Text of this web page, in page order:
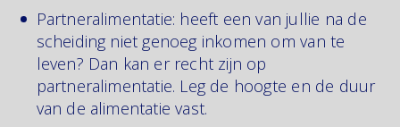
Partneralimentatie: heeft een van jullie na de
scheiding niet genoeg inkomen om van te
leven? Dan kan er recht zijn op
partneralimentatie. Leg de hoogte en de duur
van de alimentatie vast.